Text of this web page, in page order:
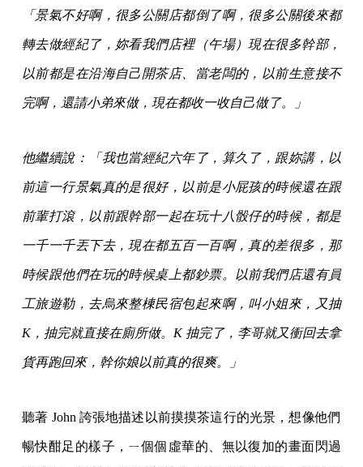
「景氣不好啊，很多公關店都倒了啊，很多公關後來都
轉去做經紀了，妳看我們店裡（午場）現在很多幹部，
以前都是在沿海自己開茶店、當老闆的，以前生意接不
完啊，還請小弟來做，現在都收一收自己做了。」
他繼續說：「我也當經紀六年了，算久了，跟妳講，以
前這一行景氣真的是很好，以前是小屁孩的時候還在跟
前輩打滾，以前跟幹部一起在玩十八骰仔的時候，都是
一千一千丟下去，現在都五百一百啊，真的差很多，那
時候跟他們在玩的時候桌上都鈔票。以前我們店還有員
工旅遊勒，去烏來整棟民宿包起來啊，叫小姐來，又抽
K，抽完就直接在廁所做。K 抽完了，李哥就又衝回去拿
貨再跑回來，幹你娘以前真的很爽。」
聽著 John 誇張地描述以前摸摸茶這行的光景，想像他們
暢快酣足的樣子，ㄧ個個虛華的、無以復加的畫面閃過